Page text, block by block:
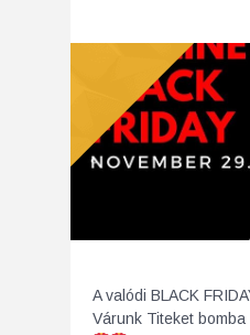
A valódi BLACK
Várunk Titeket bomba